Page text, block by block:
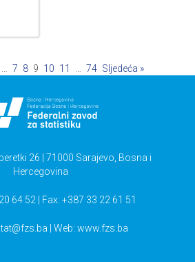
7 8 9 10 11 74 Sljedeća »
26 | 71000 Sarajevo, Bosna i
Hercegovina
64 52 | Fax: +387 33 22 61 51
| Web: www.fzs.ba